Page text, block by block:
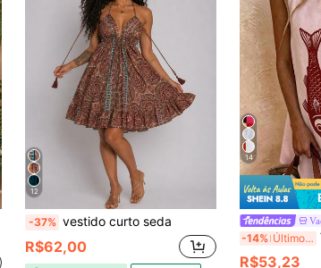
12
-37% vestido curto seda
R$62,00
14
-14% Últimos 3 dias
R$53,23